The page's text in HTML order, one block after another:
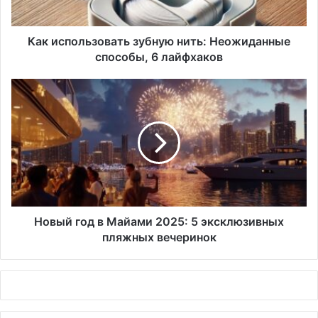
лайфхаков
Как использовать зубную нить: Неожиданные
способы, 6 лайфхаков
Новый
год
в
Майами
2025:
5
эксклюзивных
пляжных
вечеринок
Новый год в Майами 2025: 5 эксклюзивных
пляжных вечеринок